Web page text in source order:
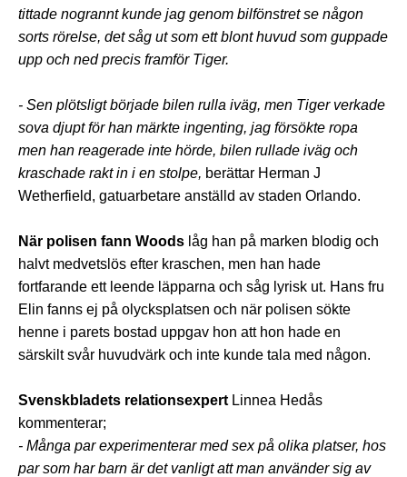
tittade nogrannt kunde jag genom bilfönstret se någon
sorts rörelse, det såg ut som ett blont huvud som guppade
upp och ned precis framför Tiger.
- Sen plötsligt började bilen rulla iväg, men Tiger verkade
sova djupt för han märkte ingenting, jag försökte ropa
men han reagerade inte hörde, bilen rullade iväg och
kraschade rakt in i en stolpe, berättar Herman J
Wetherfield, gatuarbetare anställd av staden Orlando.
När polisen fann Woods låg han på marken blodig och
halvt medvetslös efter kraschen, men han hade
fortfarande ett leende läpparna och såg lyrisk ut. Hans fru
Elin fanns ej på olycksplatsen och när polisen sökte
henne i parets bostad uppgav hon att hon hade en
särskilt svår huvudvärk och inte kunde tala med någon.
Svenskbladets relationsexpert Linnea Hedås
kommenterar;
- Många par experimenterar med sex på olika platser, hos
par som har barn är det vanligt att man använder sig av